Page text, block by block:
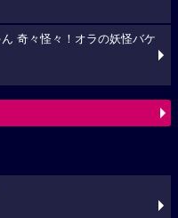
奇々怪々！オラの妖怪バケ